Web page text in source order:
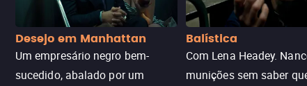
Desejo em Manhattan
Um empresário negro bem-
sucedido, abalado por um
Balística
Com Lena Headey.
munições sem saber